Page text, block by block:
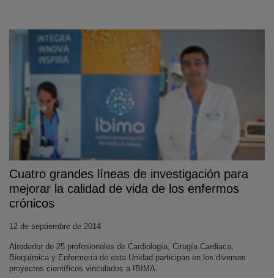
Cuatro grandes líneas de investigación para
mejorar la calidad de vida de los enfermos
crónicos
12 de septiembre de 2014
Alrededor de 25 profesionales de Cardiología, Cirugía Cardiaca,
Bioquímica y Enfermería de esta Unidad participan en los diversos
proyectos científicos vinculados a IBIMA.